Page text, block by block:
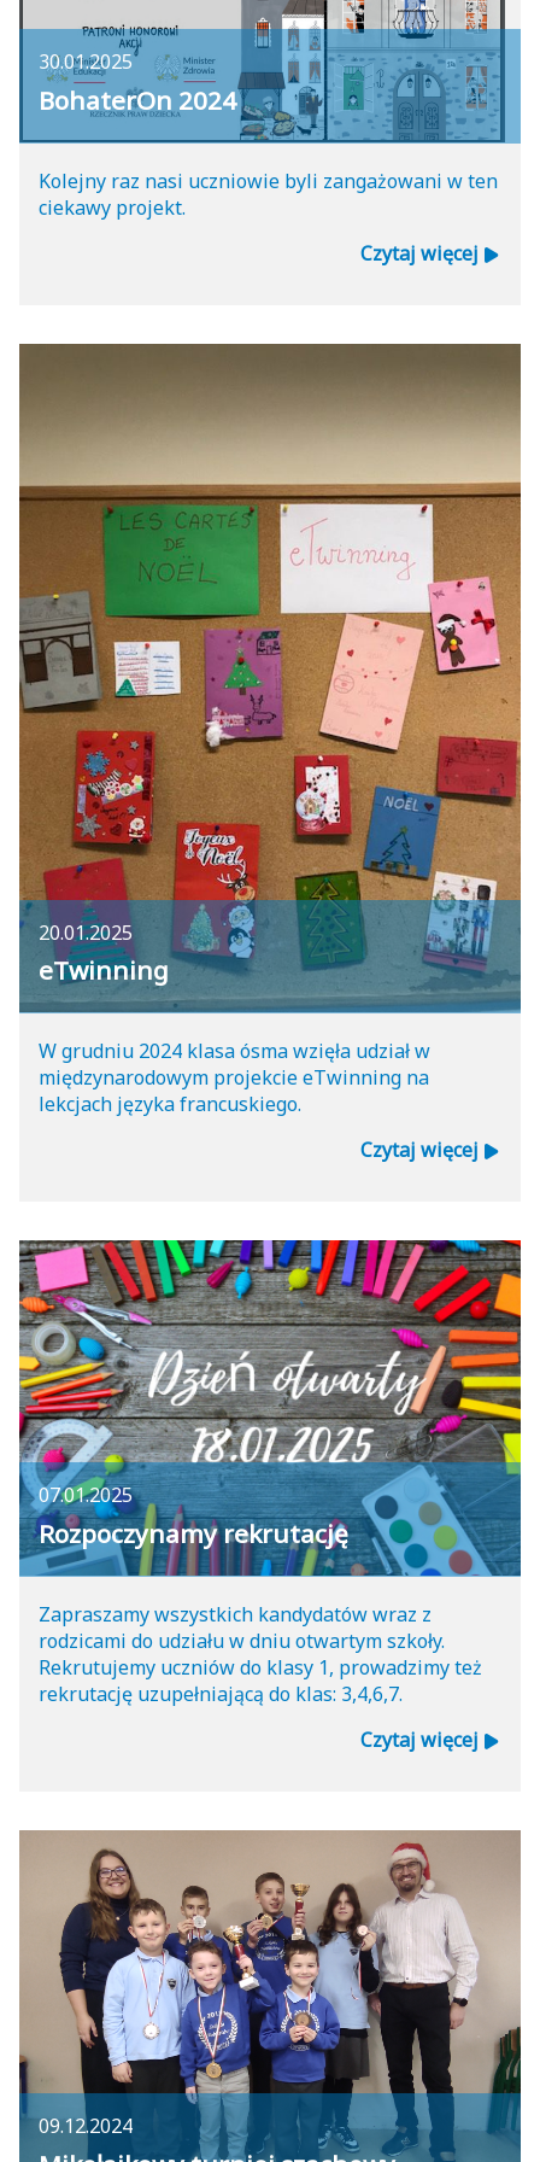
30.01.2025
BohaterOn 2024
Kolejny raz nasi uczniowie byli zangażowani w ten
ciekawy projekt.
Czytaj więcej
20.01.2025
eTwinning
W grudniu 2024 klasa ósma wzięła udział w
międzynarodowym projekcie eTwinning na
lekcjach języka francuskiego.
Czytaj więcej
07.01.2025
Rozpoczynamy rekrutację
Zapraszamy wszystkich kandydatów wraz z
rodzicami do udziału w dniu otwartym szkoły.
Rekrutujemy uczniów do klasy 1, prowadzimy też
rekrutację uzupełniającą do klas: 3,4,6,7.
Czytaj więcej
09.12.2024